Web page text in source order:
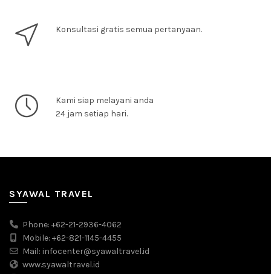
Konsultasi gratis semua pertanyaan.
Kami siap melayani anda
24 jam setiap hari.
SYAWAL TRAVEL
Phone: +62-21-2936-4062
Mobile: +62-821-1145-4455
Mail: infocenter@syawaltravel.id
www.syawaltravel.id